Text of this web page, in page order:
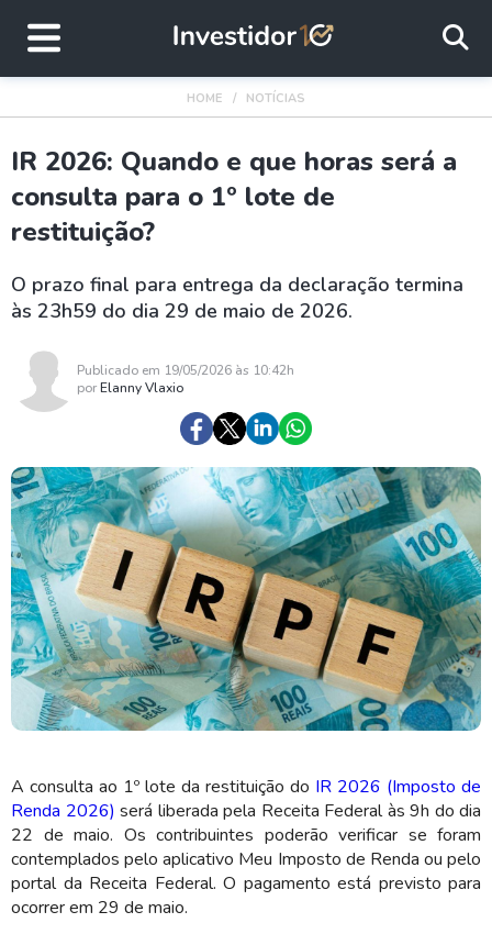
HOME NOTÍCIAS
IR 2026: Quando e que horas será a
consulta para o 1º lote de
restituição?
O prazo final para entrega da declaração termina
às 23h59 do dia 29 de maio de 2026.
Publicado em 19/05/2026 às 10:42h
porElanny Vlaxio
A consulta ao 1º lote da restituição do IR 2026 (Imposto de
Renda 2026) será liberada pela Receita Federal às 9h do dia
22 de maio. Os contribuintes poderão verificar se foram
contemplados pelo aplicativo Meu Imposto de Renda ou pelo
portal da Receita Federal. O pagamento está previsto para
ocorrer em 29 de maio.